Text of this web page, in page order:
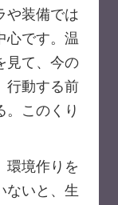
や装備では
心です。温
見て、今の
行動する前
。このくり
環境作りを
ないと、生